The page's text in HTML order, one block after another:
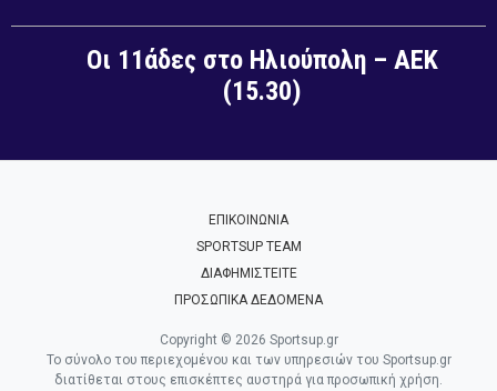
Οι 11άδες στο Ηλιούπολη – ΑΕΚ
(15.30)
ΕΠΙΚΟΙΝΩΝΙΑ
SPORTSUP TEAM
ΔΙΑΦΗΜΙΣΤΕΙΤΕ
ΠΡΟΣΩΠΙΚΑ ΔΕΔΟΜΕΝΑ
Copyright © 2026 Sportsup.gr
Το σύνολο του περιεχομένου και των υπηρεσιών του Sportsup.gr
διατίθεται στους επισκέπτες αυστηρά για προσωπική χρήση.